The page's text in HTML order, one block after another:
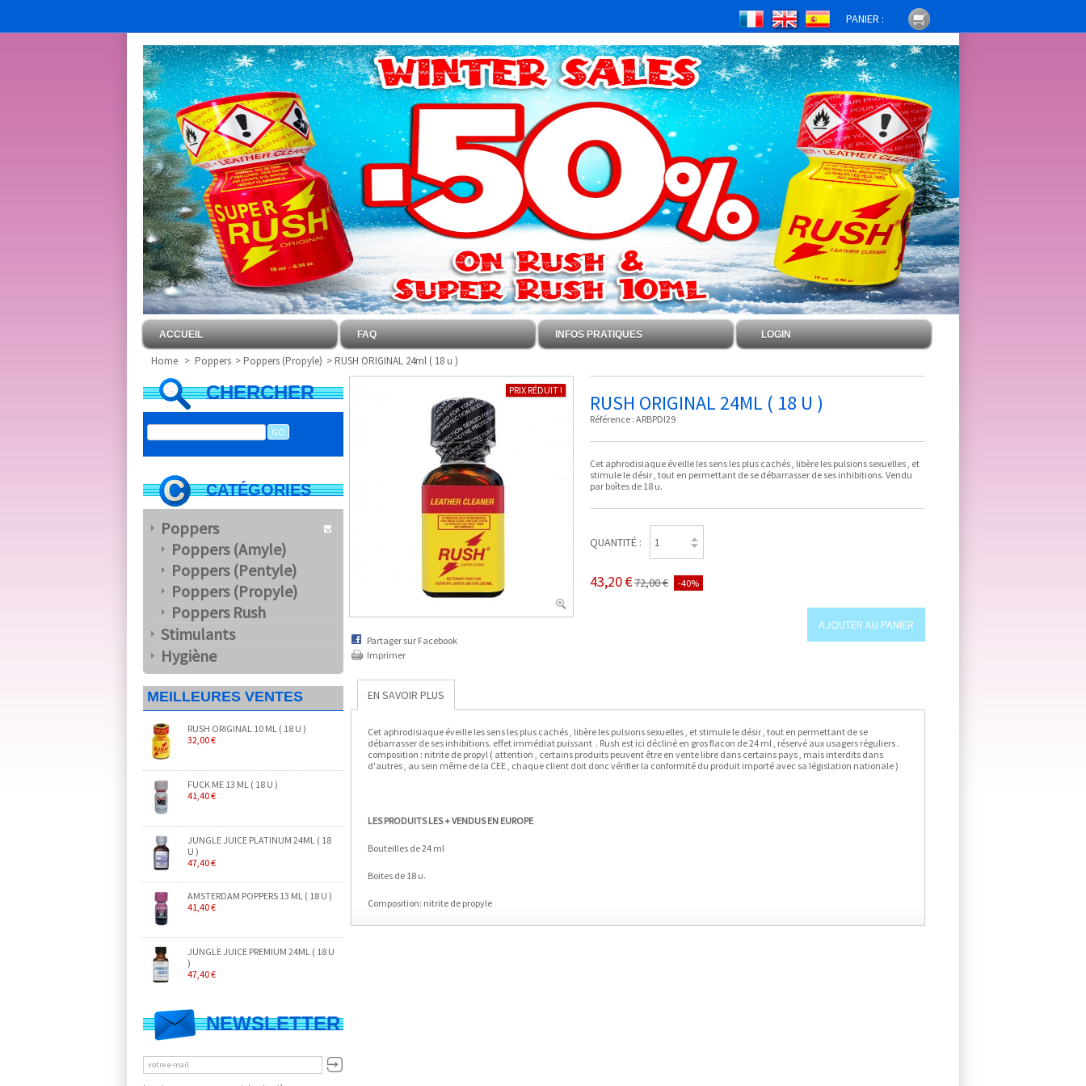
PANIER :
ACCUEIL FAQ INFOS PRATIQUES LOGIN
Home > Poppers > Poppers (Propyle) > RUSH ORIGINAL 24ml ( 18 u )
PRIX RÉDUIT !
Partager sur Facebook
Imprimer
RUSH ORIGINAL 24ML ( 18 U )
Référence : ARBPDI29
Cet aphrodisiaque éveille les sens les plus cachés , libère les pulsions sexuelles , et
stimule le désir , tout en permettant de se débarrasser de ses inhibitions. Vendu
par boîtes de 18 u.
QUANTITÉ :
43,20 €72,00 € -40%
EN SAVOIR PLUS
Cet aphrodisiaque éveille les sens les plus cachés , libère les pulsions sexuelles , et stimule le désir , tout en permettant de se
débarrasser de ses inhibitions. effet immédiat puissant . Rush est ici décliné en gros flacon de 24 ml , réservé aux usagers réguliers .
composition : nitrite de propyl ( attention , certains produits peuvent être en vente libre dans certains pays , mais interdits dans
d'autres , au sein même de la CEE , chaque client doit donc vérifier la conformité du produit importé avec sa législation nationale )
LES PRODUITS LES + VENDUS EN EUROPE
Bouteilles de 24 ml
Boites de 18 u.
Composition: nitrite de propyle
CHERCHER
CATÉGORIES
Poppers
Poppers (Amyle)
Poppers (Pentyle)
Poppers (Propyle)
Poppers Rush
Stimulants
Hygiène
MEILLEURES VENTES
RUSH ORIGINAL 10 ML ( 18 U )
32,00 €
FUCK ME 13 ML ( 18 U )
41,40 €
JUNGLE JUICE PLATINUM 24ML ( 18
U )
47,40 €
AMSTERDAM POPPERS 13 ML ( 18 U )
41,40 €
JUNGLE JUICE PREMIUM 24ML ( 18 U
)
47,40 €
NEWSLETTER